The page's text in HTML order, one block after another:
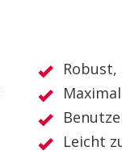
Robust,
Leicht